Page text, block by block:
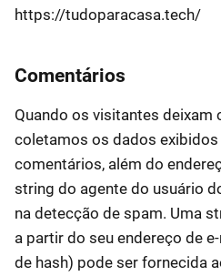
https://tudoparacasa.tech/
Comentários
Quando os visitantes deixam
coletamos os dados
comentários, além do
string do agente do usuário
na detecção de spam. Uma
a partir do seu endereço de
de hash) pode ser fornecida